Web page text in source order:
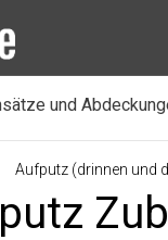
und
Aufputz (drinnen und